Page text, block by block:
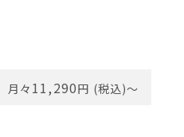
月々 11,290円 (税込)〜